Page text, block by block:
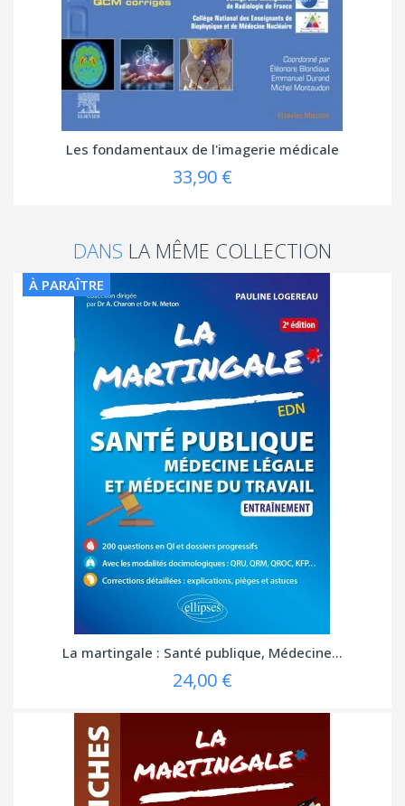
Les fondamentaux de l'imagerie médicale
33,90 €
DANS LA MÊME COLLECTION
À PARAÎTRE
La martingale : Santé publique, Médecine...
24,00 €